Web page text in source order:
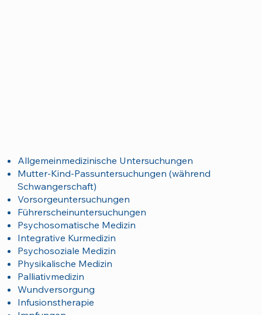
Allgemeinmedizinische Untersuchungen
Mutter-Kind-Passuntersuchungen (während
Schwangerschaft)
Vorsorgeuntersuchungen
Führerscheinuntersuchungen
Psychosomatische Medizin
Integrative Kurmedizin
Psychosoziale Medizin
Physikalische Medizin
Palliativmedizin
Wundversorgung
Infusionstherapie